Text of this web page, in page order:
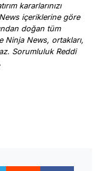
kararlarınızı
içeriklerine göre
doğan tüm
Ninja News, ortakları,
Sorumluluk Reddi